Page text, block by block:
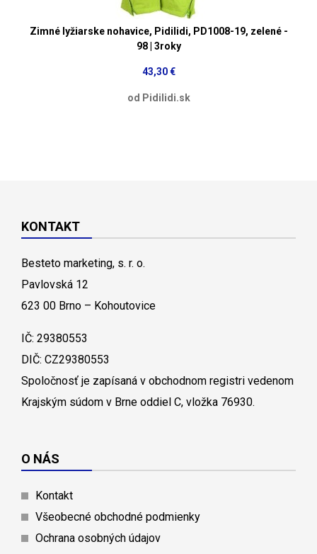
Zimné lyžiarske nohavice, Pidilidi, PD1008-19, zelené -
98 | 3roky
43,30 €
od Pidilidi.sk
KONTAKT
Besteto marketing, s. r. o.
Pavlovská 12
623 00 Brno – Kohoutovice
IČ: 29380553
DIČ: CZ29380553
Spoločnosť je zapísaná v obchodnom registri vedenom
Krajským súdom v Brne oddiel C, vložka 76930.
O NÁS
Kontakt
Všeobecné obchodné podmienky
Ochrana osobných údajov